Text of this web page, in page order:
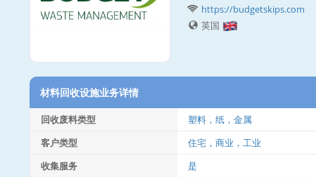
https://budgetskips.com
英国
材料回收设施业务详情
回收废料类型
塑料，纸，金属
客户类型
住宅，商业，工业
收集服务
是